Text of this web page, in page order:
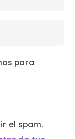
para
el spam.